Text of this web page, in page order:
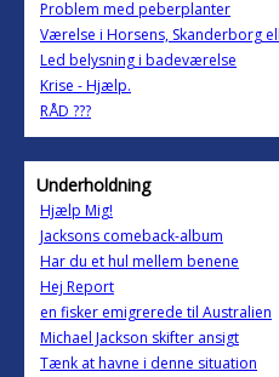
Problem med peberplanter
Værelse i Horsens, Skanderborg
Led belysning i badeværelse
Krise - Hjælp.
RÅD ???
Underholdning
Hjælp Mig!
Jacksons comeback-album
Har du et hul mellem benene
Hej Report
en fisker emigrerede til Australien
Michael Jackson skifter ansigt
Tænk at havne i denne situation